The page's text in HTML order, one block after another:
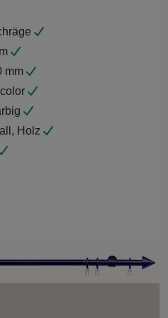
mm
Holz